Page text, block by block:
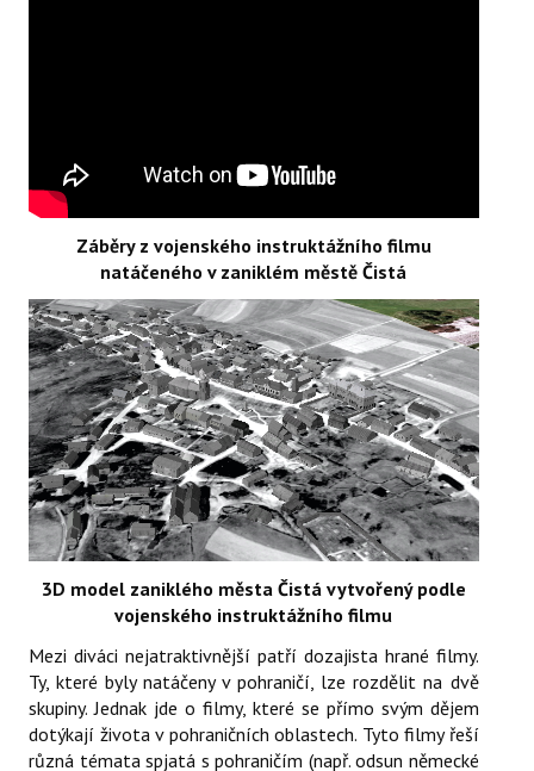
Záběry z vojenského instruktážního filmu
natáčeného v zaniklém městě Čistá
3D model zaniklého města Čistá vytvořený podle
vojenského instruktážního filmu
Mezi diváci nejatraktivnější patří dozajista hrané filmy.
Ty, které byly natáčeny v pohraničí, lze rozdělit na dvě
skupiny. Jednak jde o filmy, které se přímo svým dějem
dotýkají života v pohraničních oblastech. Tyto filmy řeší
různá témata spjatá s pohraničím (např. odsun německé